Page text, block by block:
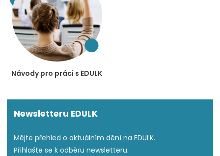
Návody pro práci s EDULK
Newsletteru EDULK
Mějte přehled o aktuálním dění na EDULK.
Přihlašte se k odběru newsletteru.